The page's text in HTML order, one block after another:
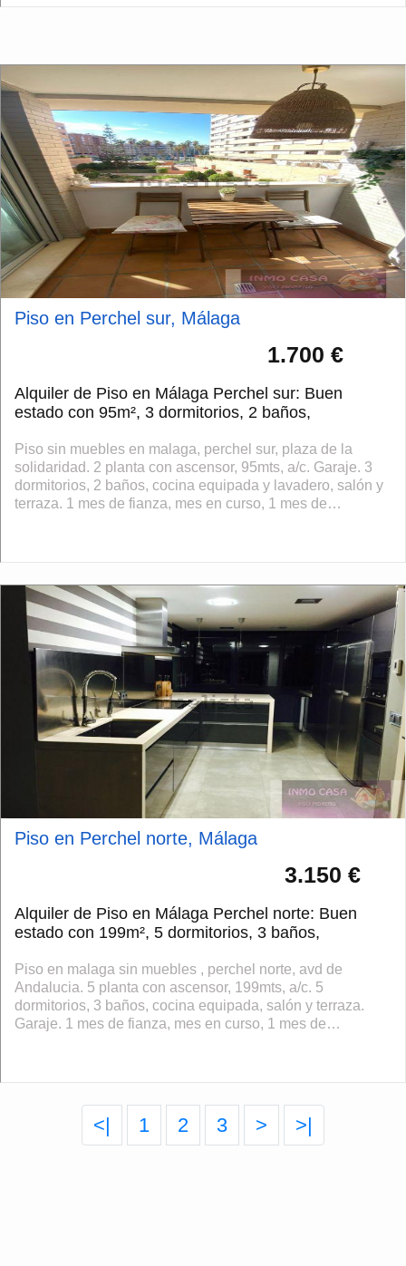
Piso en Perchel sur, Málaga
1.700 €
Alquiler de Piso en Málaga Perchel sur: Buen
estado con 95m², 3 dormitorios, 2 baños,
Piso sin muebles en malaga, perchel sur, plaza de la
solidaridad. 2 planta con ascensor, 95mts, a/c. Garaje. 3
dormitorios, 2 baños, cocina equipada y lavadero, salón y
terraza. 1 mes de fianza, mes en curso, 1 mes de
Piso en Perchel norte, Málaga
3.150 €
Alquiler de Piso en Málaga Perchel norte: Buen
estado con 199m², 5 dormitorios, 3 baños,
Piso en malaga sin muebles , perchel norte, avd de
Andalucia. 5 planta con ascensor, 199mts, a/c. 5
dormitorios, 3 baños, cocina equipada, salón y terraza.
Garaje. 1 mes de fianza, mes en curso, 1 mes de
<| 1 2 3 > >|